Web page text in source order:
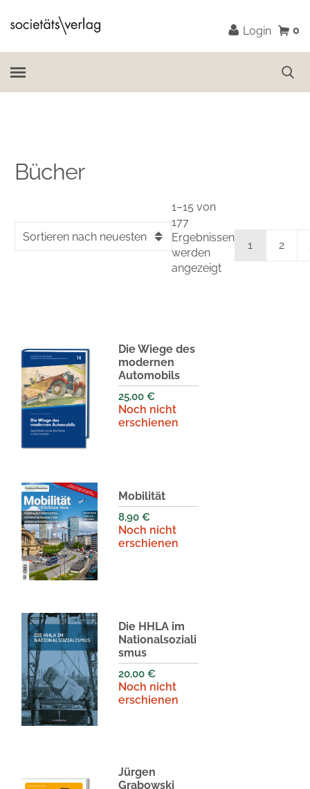
Login 0
Bücher
Sortieren nach neuesten
1–15 von
177
Ergebnissen
werden
angezeigt
1 2
Die Wiege des
modernen
Automobils
25,00 €
Noch nicht
erschienen
Mobilität
8,90 €
Noch nicht
erschienen
Die HHLA im
Nationalsoziali
smus
20,00 €
Noch nicht
erschienen
Jürgen
Grabowski